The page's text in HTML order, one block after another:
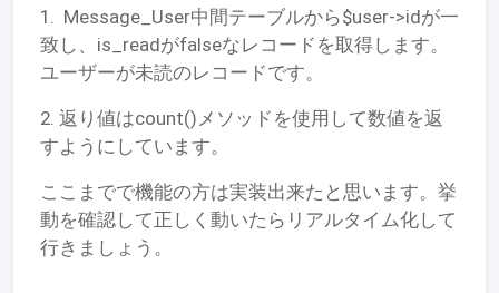
1. Message_User中間テーブルから$user->idが一
致し、is_readがfalseなレコードを取得します。
ユーザーが未読のレコードです。
2. 返り値はcount()メソッドを使用して数値を返
すようにしています。
ここまでで機能の方は実装出来たと思います。挙
動を確認して正しく動いたらリアルタイム化して
行きましょう。